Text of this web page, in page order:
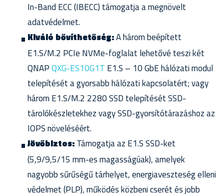
In-Band ECC (IBECC) támogatja a megnövelt
adatvédelmet.
Kiváló bővíthetőség:A három beépített
E1.S/M.2 PCIe NVMe-foglalat lehetővé teszi két
QNAPQXG-ES10G1T E1.S – 10 GbE hálózati modul
telepítését a gyorsabb hálózati kapcsolatért; vagy
három E1.S/M.2 2280 SSD telepítését SSD-
tárolókészletekhez vagy SSD-gyorsítótárazáshoz az
IOPS növeléséért.
Jövőbiztos:Támogatja az E1.S SSD-ket
(5,9/9,5/15 mm-es magasságúak), amelyek
nagyobb sűrűségű tárhelyet, energiaveszteség elleni
védelmet (PLP), működés közbeni cserét és jobb